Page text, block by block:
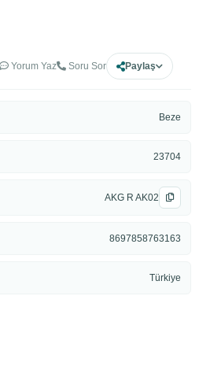
Yorum Yaz Soru Sor Paylaş
Beze
23704
AKG R AK02
8697858763163
Türkiye